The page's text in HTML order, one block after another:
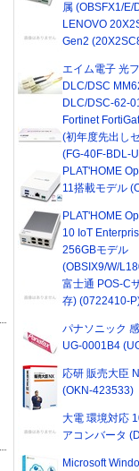
属 (OBSFX1/E/
LENOVO
Gen2
エイム電子 光
DLC/DSC
DLC/DSC-62-
Fortinet
(初年度先出し
(FG-40F-BDL-
PLAT'HOME
11搭載モデル
PLAT'HOME
10 IoT
256GBモデル
(OBSIX9/W/
富士通 POS-C
存) (0722410-
パナソニック
UG-0001B4
応研 販売大臣
(OKN-423533)
大電 環境対応
アコンバータ
Microsoft